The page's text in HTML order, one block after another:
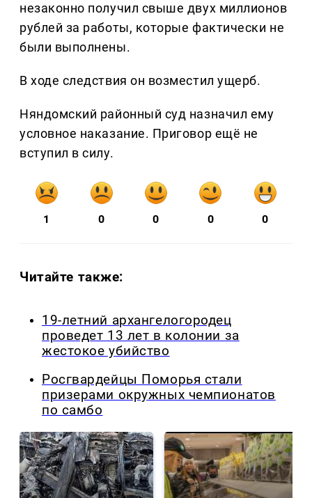
незаконно получил свыше двух миллионов
рублей за работы, которые фактически не
были выполнены.
В ходе следствия он возместил ущерб.
Няндомский районный суд назначил ему
условное наказание. Приговор ещё не
вступил в силу.
1 0 0 0 0
Читайте также:
19-летний архангелогородец
проведет 13 лет в колонии за
жестокое убийство
Росгвардейцы Поморья стали
призерами окружных чемпионатов
по самбо